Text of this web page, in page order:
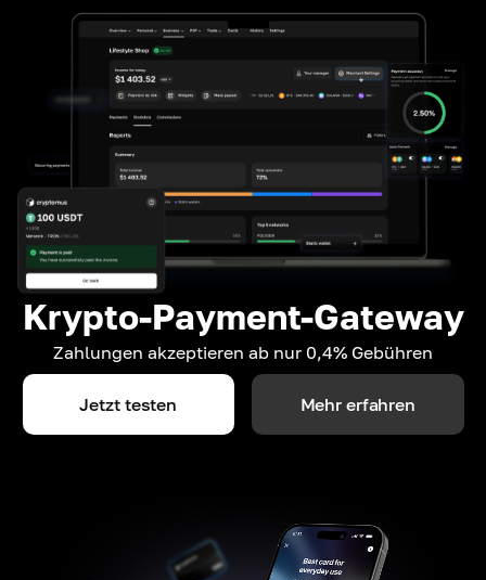
Krypto-Payment-Gateway
Zahlungen akzeptieren ab nur 0,4% Gebühren
Jetzt testen Mehr erfahren